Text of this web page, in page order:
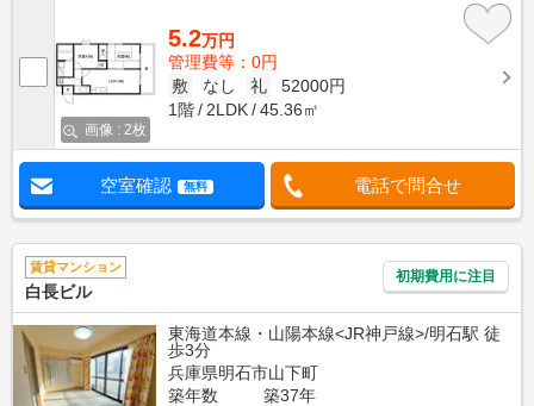
画像 : 2枚
5.2万円
管理費等：0円
敷
なし 礼
52000円
1階
2LDK 45.36㎡
空室確認 無料 電話で問合せ
賃貸マンション
白長ビル
初期費用に注目
東海道本線・山陽本線<JR神戸線>/明石駅 徒
歩3分
兵庫県明石市山下町
築年数
築37年